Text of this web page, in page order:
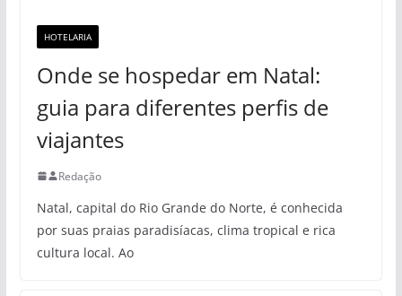
HOTELARIA
Onde se hospedar em Natal:
guia para diferentes perfis de
viajantes
Redação
Natal, capital do Rio Grande do Norte, é conhecida
por suas praias paradisíacas, clima tropical e rica
cultura local. Ao